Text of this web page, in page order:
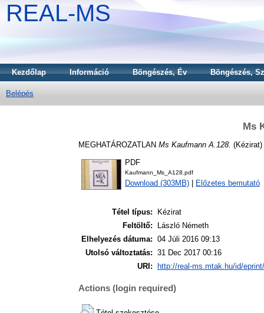
REAL-MS
Kezdőlap Információ Böngészés, Év Böngészés,
Belépés
Ms
MEGHATÁROZATLAN Ms Kaufmann A.128. (Kézirat)
PDF
Kaufmann_Ms_A128.pdf
Download (303MB) Előzetes bemutató
Tétel típus:
Kézirat
Feltöltő:
László Németh
Elhelyezés dátuma: 04 Júli 2016 09:13
Utolsó változtatás: 31 Dec 2017 00:16
URI:
http://real-ms.mtak.hu/id/
Actions (login required)